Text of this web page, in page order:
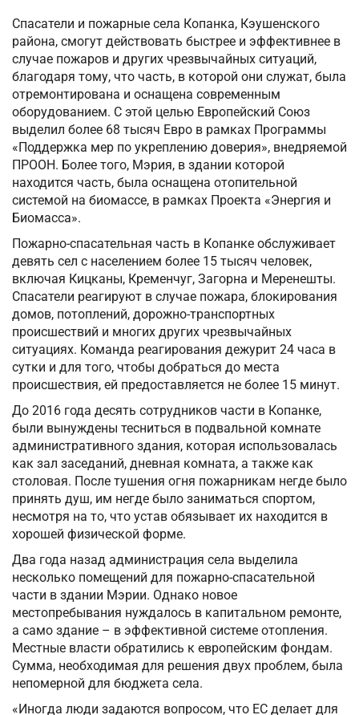
Спасатели и пожарные села Копанка, Кэушенского
района, смогут действовать быстрее и эффективнее в
случае пожаров и других чрезвычайных ситуаций,
благодаря тому, что часть, в которой они служат, была
отремонтирована и оснащена современным
оборудованием. С этой целью Европейский Союз
выделил более 68 тысяч Евро в рамках Программы
«Поддержка мер по укреплению доверия», внедряемой
ПРООН. Более того, Мэрия, в здании которой
находится часть, была оснащена отопительной
системой на биомассе, в рамках Проекта «Энергия и
Биомасса».
Пожарно-спасательная часть в Копанке обслуживает
девять сел с населением более 15 тысяч человек,
включая Кицканы, Кременчуг, Загорна и Меренешты.
Спасатели реагируют в случае пожара, блокирования
домов, потоплений, дорожно-транспортных
происшествий и многих других чрезвычайных
ситуациях. Команда реагирования дежурит 24 часа в
сутки и для того, чтобы добраться до места
происшествия, ей предоставляется не более 15 минут.
До 2016 года десять сотрудников части в Копанке,
были вынуждены тесниться в подвальной комнате
административного здания, которая использовалась
как зал заседаний, дневная комната, а также как
столовая. После тушения огня пожарникам негде было
принять душ, им негде было заниматься спортом,
несмотря на то, что устав обязывает их находится в
хорошей физической форме.
Два года назад администрация села выделила
несколько помещений для пожарно-спасательной
части в здании Мэрии. Однако новое
местопребывания нуждалось в капитальном ремонте,
а само здание – в эффективной системе отопления.
Местные власти обратились к европейским фондам.
Сумма, необходимая для решения двух проблем, была
непомерной для бюджета села.
«Иногда люди задаются вопросом, что ЕС делает для